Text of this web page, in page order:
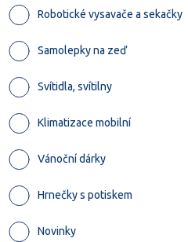
Robotické vysavače a sekačky
Samolepky na zeď
Svítidla, svítilny
Klimatizace mobilní
Vánoční dárky
Hrnečky s potiskem
Novinky